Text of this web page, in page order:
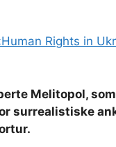
Rights in
Melitopol,
surrealistiske